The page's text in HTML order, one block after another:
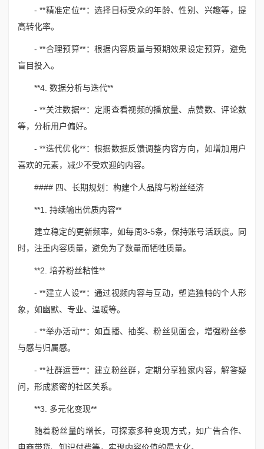
- **精准定位**：选择目标受众的年龄、性别、兴趣等，提
高转化率。
- **合理预算**：根据内容质量与预期效果设定预算，避免
盲目投入。
**4. 数据分析与迭代**
- **关注数据**：定期查看视频的播放量、点赞数、评论数
等，分析用户偏好。
- **迭代优化**：根据数据反馈调整内容方向，如增加用户
喜欢的元素，减少不受欢迎的内容。
#### 四、长期规划：构建个人品牌与粉丝经济
**1. 持续输出优质内容**
建立稳定的更新频率，如每周3-5条，保持账号活跃度。同
时，注重内容质量，避免为了数量而牺牲质量。
**2. 培养粉丝粘性**
- **建立人设**：通过视频内容与互动，塑造独特的个人形
象，如幽默、专业、温暖等。
- **举办活动**：如直播、抽奖、粉丝见面会，增强粉丝参
与感与归属感。
- **社群运营**：建立粉丝群，定期分享独家内容，解答疑
问，形成紧密的社区关系。
**3. 多元化变现**
随着粉丝量的增长，可探索多种变现方式，如广告合作、